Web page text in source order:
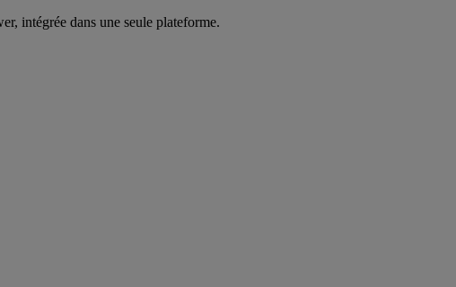
intégrée dans une seule plateforme.